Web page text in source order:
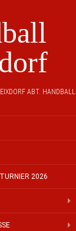
ABT. HANDBALL
2026